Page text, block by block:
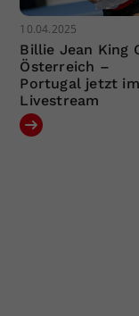
10.04.2025
Billie Jean King
Österreich –
Portugal jetzt im
Livestream